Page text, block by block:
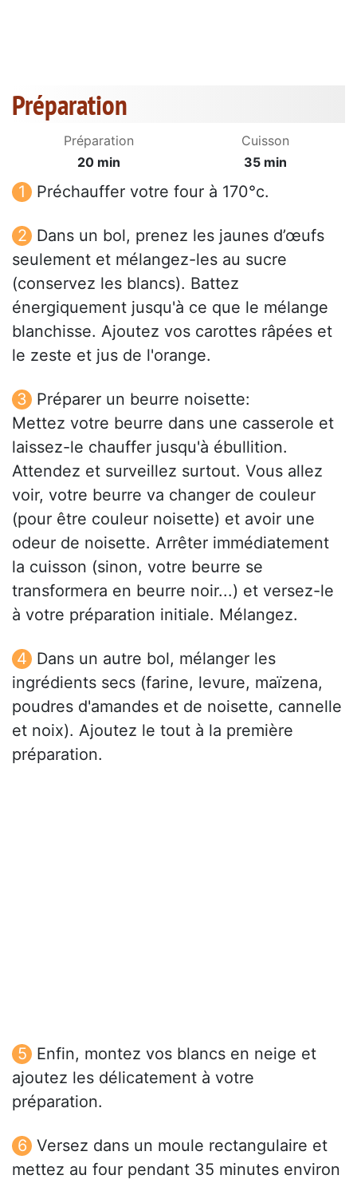
Préparation
Préparation
20 min
Cuisson
35 min
Préchauffer votre four à 170°c.
Dans un bol, prenez les jaunes d’œufs
seulement et mélangez-les au sucre
(conservez les blancs). Battez
énergiquement jusqu'à ce que le mélange
blanchisse. Ajoutez vos carottes râpées et
le zeste et jus de l'orange.
Préparer un beurre noisette:
Mettez votre beurre dans une casserole et
laissez-le chauffer jusqu'à ébullition.
Attendez et surveillez surtout. Vous allez
voir, votre beurre va changer de couleur
(pour être couleur noisette) et avoir une
odeur de noisette. Arrêter immédiatement
la cuisson (sinon, votre beurre se
transformera en beurre noir...) et versez-le
à votre préparation initiale. Mélangez.
Dans un autre bol, mélanger les
ingrédients secs (farine, levure, maïzena,
poudres d'amandes et de noisette, cannelle
et noix). Ajoutez le tout à la première
préparation.
Enfin, montez vos blancs en neige et
ajoutez les délicatement à votre
préparation.
Versez dans un moule rectangulaire et
mettez au four pendant 35 minutes environ